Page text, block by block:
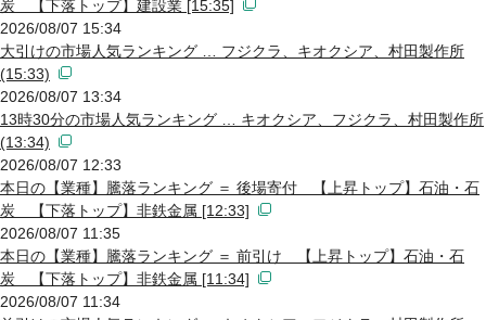
炭 【下落トップ】建設業 [15:35]
2026/08/07 15:34
大引けの市場人気ランキング … フジクラ、キオクシア、村田製作所
(15:33)
2026/08/07 13:34
13時30分の市場人気ランキング … キオクシア、フジクラ、村田製作所
(13:34)
2026/08/07 12:33
本日の【業種】騰落ランキング ＝ 後場寄付 【上昇トップ】石油・石
炭 【下落トップ】非鉄金属 [12:33]
2026/08/07 11:35
本日の【業種】騰落ランキング ＝ 前引け 【上昇トップ】石油・石
炭 【下落トップ】非鉄金属 [11:34]
2026/08/07 11:34